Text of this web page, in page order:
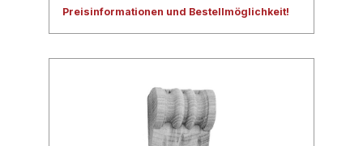
Preisinformationen und Bestellmöglichkeit!